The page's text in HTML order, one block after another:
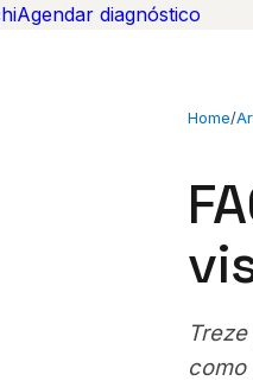
Agendar diagnóstico
Home/